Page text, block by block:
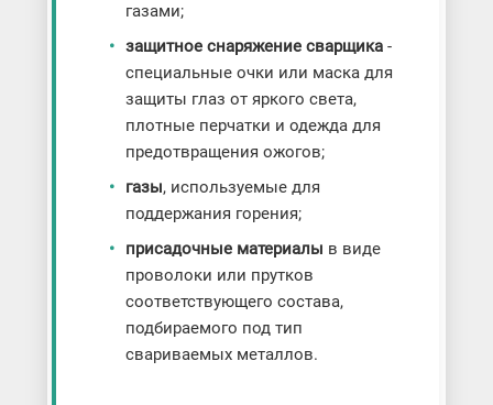
газами;
защитное снаряжение сварщика-
специальные очки или маска для
защиты глаз от яркого света,
плотные перчатки и одежда для
предотвращения ожогов;
газы, используемые для
поддержания горения;
присадочные материалы в виде
проволоки или прутков
соответствующего состава,
подбираемого под тип
свариваемых металлов.